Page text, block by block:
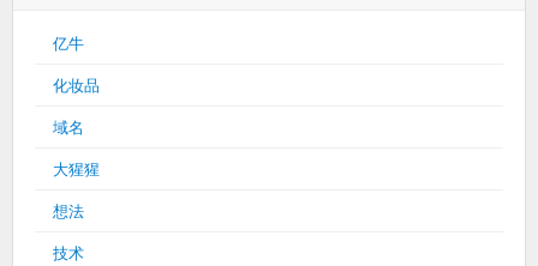
亿牛
化妆品
域名
大猩猩
想法
技术